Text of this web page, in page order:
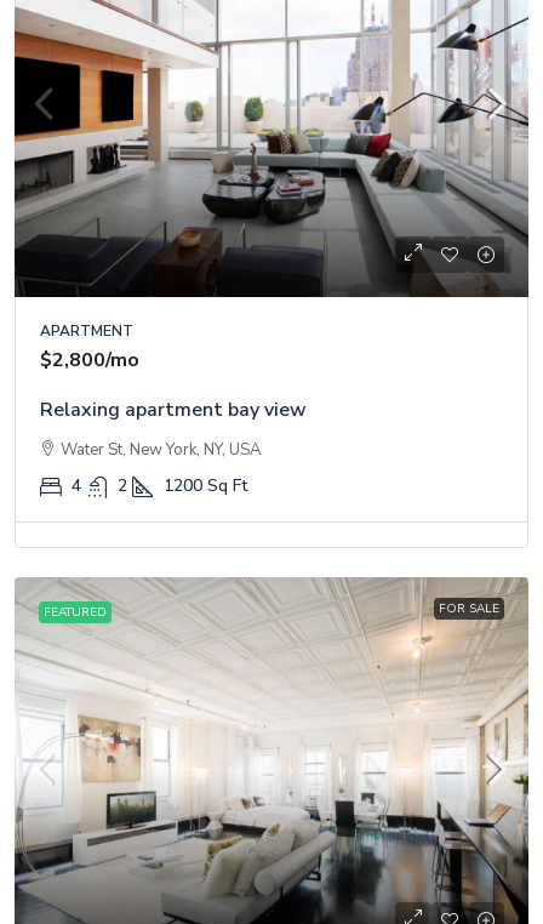
APARTMENT
$2,800/mo
Relaxing apartment bay view
Water St, New York, NY, USA
4 2 1200 Sq Ft
FEATURED FOR SALE